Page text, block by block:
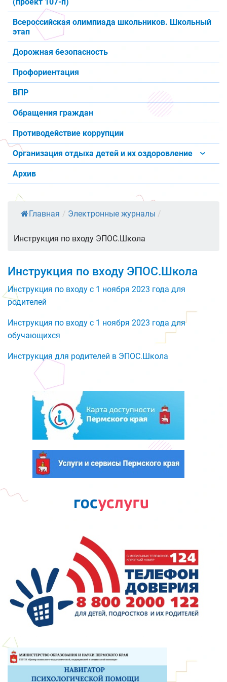
Всероссийская олимпиада школьников. Школьный
этап
Дорожная безопасность
Профориентация
ВПР
Обращения граждан
Противодействие коррупции
Организация отдыха детей и их оздоровление
Архив
Главная / Электронные журналы /
Инструкция по входу ЭПОС.Школа
Инструкция по входу ЭПОС.Школа
Инструкция по входу с 1 ноября 2023 года для
родителей
Инструкция по входу с 1 ноября 2023 года для
обучающихся
Инструкция для родителей в ЭПОС.Школа